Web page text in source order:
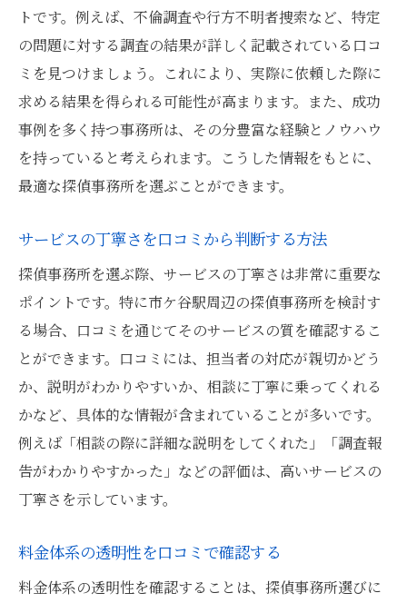
トです。例えば、不倫調査や行方不明者捜索など、特定
の問題に対する調査の結果が詳しく記載されている口コ
ミを見つけましょう。これにより、実際に依頼した際に
求める結果を得られる可能性が高まります。また、成功
事例を多く持つ事務所は、その分豊富な経験とノウハウ
を持っていると考えられます。こうした情報をもとに、
最適な探偵事務所を選ぶことができます。
サービスの丁寧さを口コミから判断する方法
探偵事務所を選ぶ際、サービスの丁寧さは非常に重要な
ポイントです。特に市ケ谷駅周辺の探偵事務所を検討す
る場合、口コミを通じてそのサービスの質を確認するこ
とができます。口コミには、担当者の対応が親切かどう
か、説明がわかりやすいか、相談に丁寧に乗ってくれる
かなど、具体的な情報が含まれていることが多いです。
例えば「相談の際に詳細な説明をしてくれた」「調査報
告がわかりやすかった」などの評価は、高いサービスの
丁寧さを示しています。
料金体系の透明性を口コミで確認する
料金体系の透明性を確認することは、探偵事務所選びに